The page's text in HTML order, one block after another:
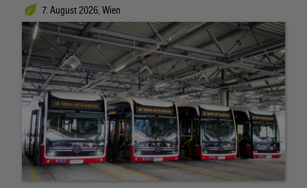
7. August 2026, Wien